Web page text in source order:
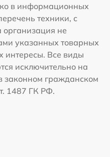
в информационных
техники, с
не
указанных товарных
интересы. Все виды
исключительно на
законном гражданском
1487 ГК РФ.